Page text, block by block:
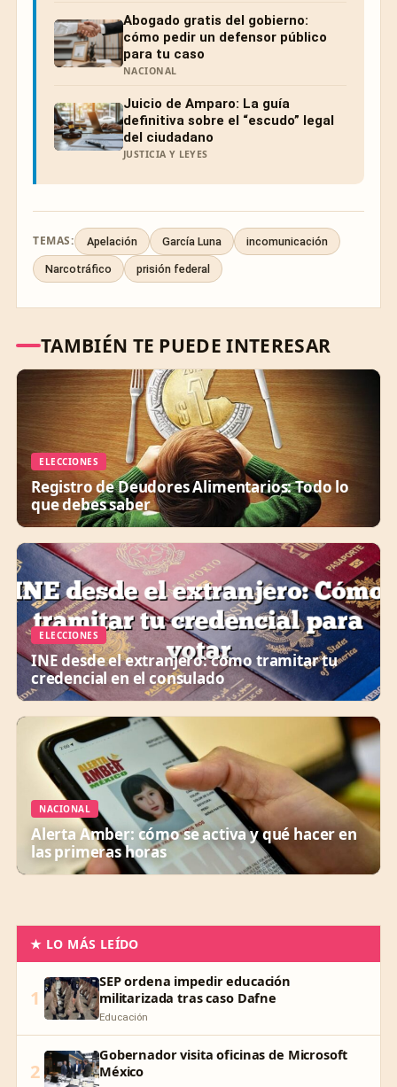
Abogado gratis del gobierno:
cómo pedir un defensor público
para tu caso
NACIONAL
Juicio de Amparo: La guía
definitiva sobre el “escudo” legal
del ciudadano
JUSTICIA Y LEYES
TEMAS: Apelación García Luna incomunicación
Narcotráfico prisión federal
TAMBIÉN TE PUEDE INTERESAR
ELECCIONES
Registro de Deudores Alimentarios: Todo lo
que debes saber
ELECCIONES
INE desde el extranjero: cómo tramitar tu
credencial en el consulado
NACIONAL
Alerta Amber: cómo se activa y qué hacer en
las primeras horas
★ LO MÁS LEÍDO
1
SEP ordena impedir educación
militarizada tras caso Dafne
Educación
2
Gobernador visita oficinas de Microsoft
México